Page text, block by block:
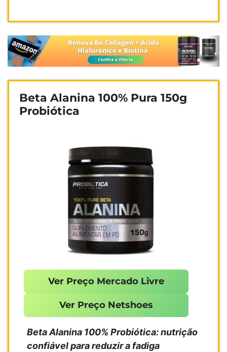
Beta Alanina 100% Pura 150g
Probiótica
Ver Preço Mercado Livre
Ver Preço Netshoes
Beta Alanina 100% Probiótica: nutrição
confiável para reduzir a fadiga